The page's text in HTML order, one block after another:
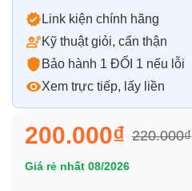
Link kiện chính hãng
Kỹ thuật giỏi, cẩn thận
Bảo hành 1 ĐỔI 1 nếu lỗi
Xem trực tiếp, lấy liền
200.000₫ 220.000₫
Giá rẻ nhất 08/2026